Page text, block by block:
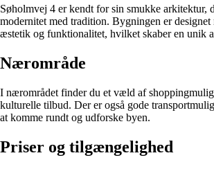
Søholmvej 4 er kendt for sin smukke arkitektur,
modernitet med tradition. Bygningen er designet
æstetik og funktionalitet, hvilket skaber en unik
Nærområde
I nærområdet finder du et væld af
kulturelle tilbud. Der er også gode
at komme rundt og udforske byen.
Priser og tilgængelighed